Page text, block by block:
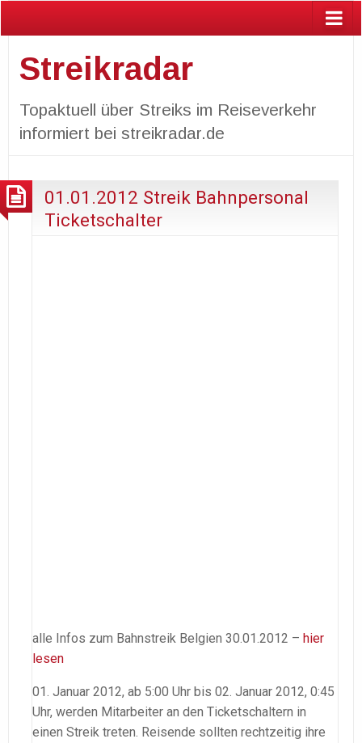
Streikradar
Topaktuell über Streiks im Reiseverkehr
informiert bei streikradar.de
01.01.2012 Streik Bahnpersonal
Ticketschalter
alle Infos zum Bahnstreik Belgien 30.01.2012 – hier
lesen
01. Januar 2012, ab 5:00 Uhr bis 02. Januar 2012, 0:45
Uhr, werden Mitarbeiter an den Ticketschaltern in
einen Streik treten. Reisende sollten rechtzeitig ihre